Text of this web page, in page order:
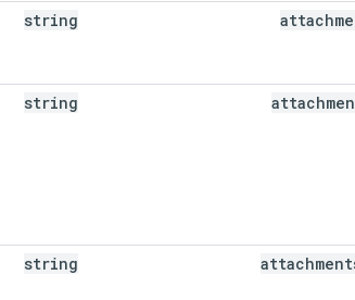
string
string
string